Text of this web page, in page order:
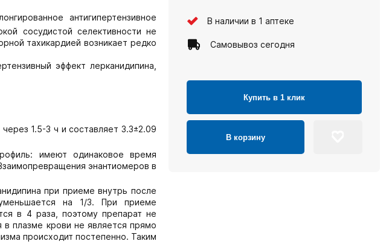
антигипертензивное
сосудистой селективности не
тахикардией возникает редко
эффект лерканидипина,
1.5-3 ч и составляет 3.3±2.09
имеют одинаковое время
энантиомеров в
при приеме внутрь после
на 1/3. При приеме
в 4 раза, поэтому препарат не
плазме крови не является прямо
происходит постепенно. Таким
В наличии в 1 аптеке
Самовывоз сегодня
Купить в 1 клик
В корзину